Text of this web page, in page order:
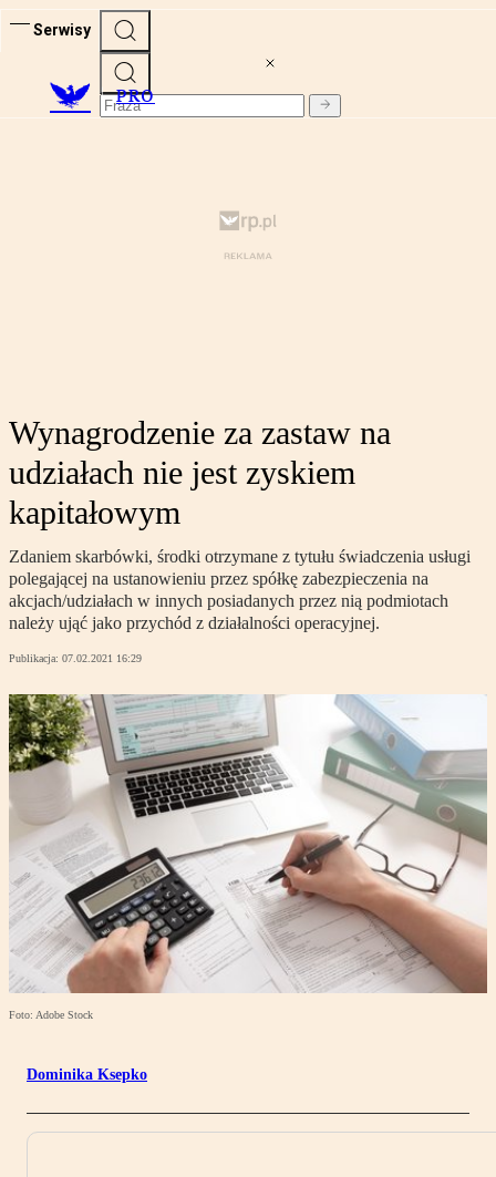
Serwisy
PRO
Wynagrodzenie za zastaw na
udziałach nie jest zyskiem
kapitałowym
Zdaniem skarbówki, środki otrzymane z tytułu świadczenia usługi
polegającej na ustanowieniu przez spółkę zabezpieczenia na
akcjach/udziałach w innych posiadanych przez nią podmiotach
należy ująć jako przychód z działalności operacyjnej.
Publikacja: 07.02.2021 16:29
Foto: Adobe Stock
Dominika Ksepko